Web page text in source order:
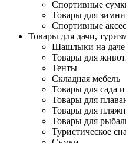
Спортивные
Товары для
Спортивные
Товары для дачи,
Шашлыки на даче
Товары для
Тенты
Складная мебель
Товары для сада и
Товары для
Товары для
Товары для
Туристическое